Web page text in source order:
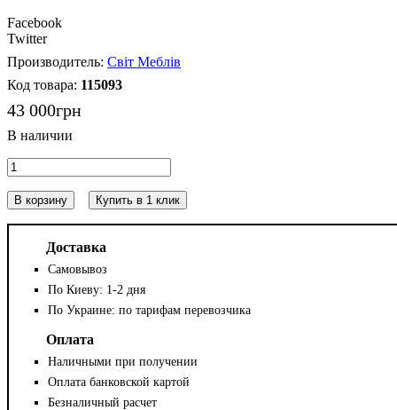
Facebook
Twitter
Світ Меблів
115093
43 000грн
В корзину Купить в 1 клик
Доставка
Самовывоз
По Киеву: 1-2 дня
По Украине: по тарифам перевозчика
Оплата
Наличными при получении
Оплата банковской картой
Безналичный расчет